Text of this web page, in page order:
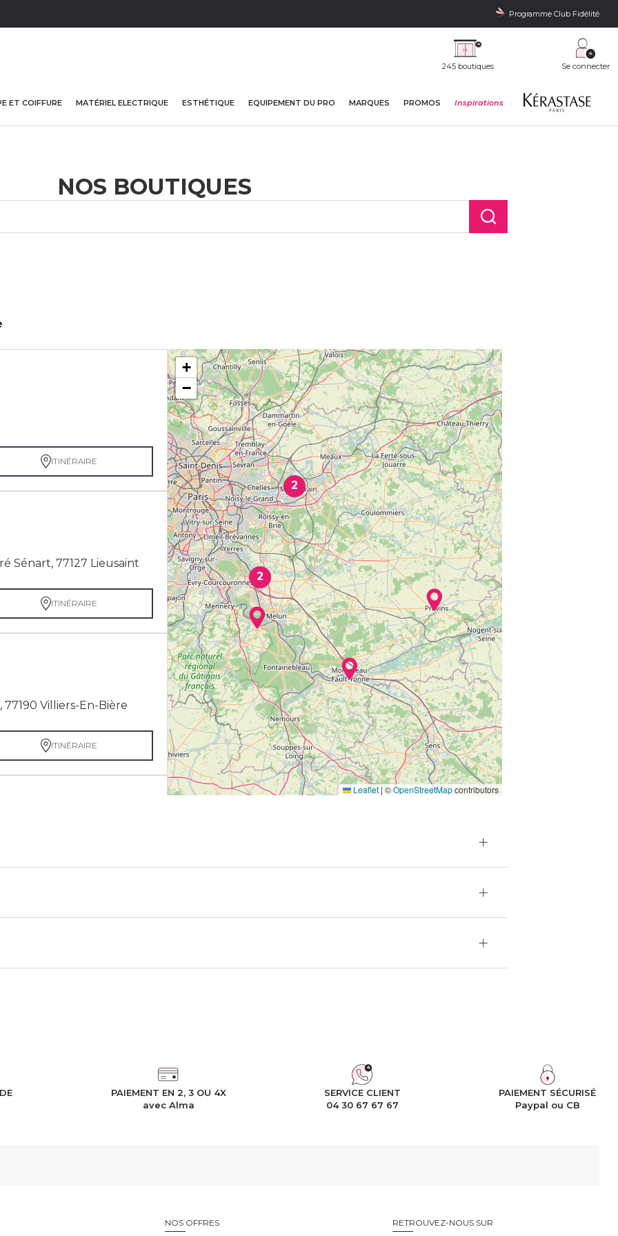
Programme Club Fidélité
245 boutiques Se connecter
ET COIFFURE MATÉRIEL ELECTRIQUE ESTHÉTIQUE EQUIPEMENT DU PRO MARQUES PROMOS Inspirations
NOS BOUTIQUES
ITINÉRAIRE
Sénart, 77127 Lieusaint
ITINÉRAIRE
Villiers-En-Bière
ITINÉRAIRE
Seine
2
2
+
−
Leaflet | ©OpenStreetMapcontributors
PAIEMENT EN 2, 3 OU 4X
avec Alma
SERVICE CLIENT
04 30 67 67 67
PAIEMENT SÉCURISÉ
Paypal ou CB
NOS OFFRES RETROUVEZ-NOUS SUR